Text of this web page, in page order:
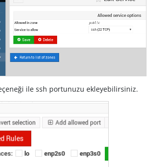
ile ssh portunuzu ekleyebilirsiniz.